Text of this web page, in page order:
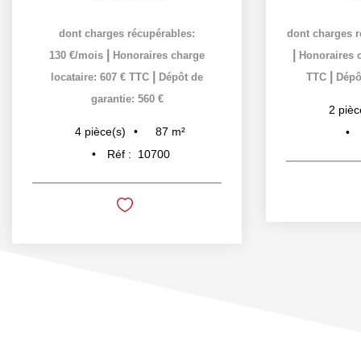
dont charges récupérables:
130 €/mois
Honoraires charge
locataire: 607 € TTC
Dépôt de
garantie: 560 €
4 pièce(s) 87 m²
Réf :
10700
dont charges
Honoraires
TTC
2